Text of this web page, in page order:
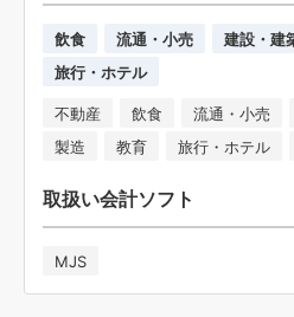
飲食 流通・小売 建設・建
旅行・ホテル
不動産 飲食 流通・小売
製造
教育 旅行・ホテル
取扱い会計ソフト
MJS